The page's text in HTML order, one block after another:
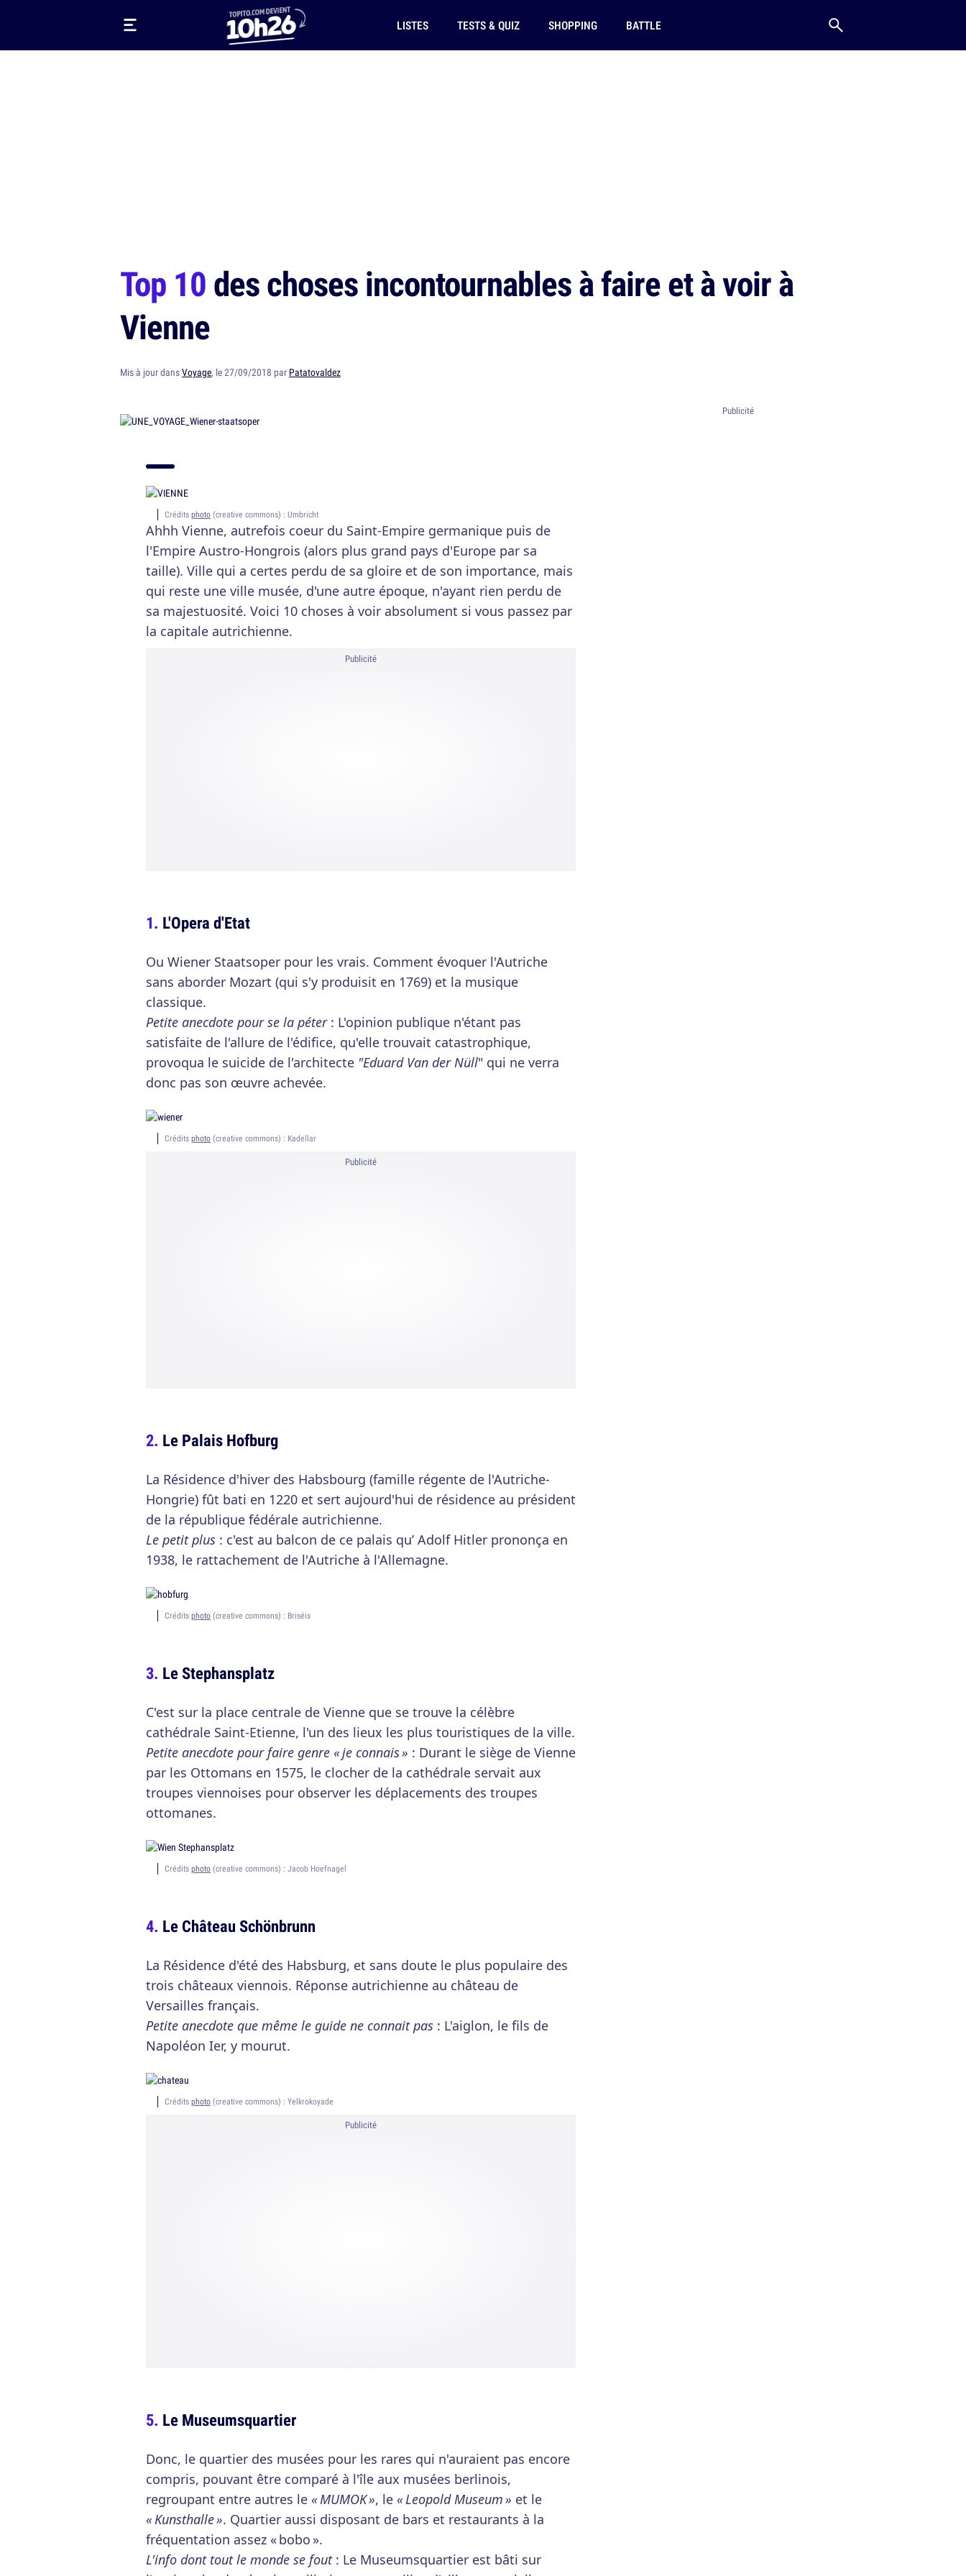
LISTES TESTS & QUIZ SHOPPING BATTLE
Top 10des choses incontournables à faire et à voir à
Vienne
Mis à jour dansVoyage, le 27/09/2018 par Patatovaldez
Crédits photo (creative commons) : Umbricht
Ahhh Vienne, autrefois coeur du Saint-Empire germanique puis de
l'Empire Austro-Hongrois (alors plus grand pays d'Europe par sa
taille). Ville qui a certes perdu de sa gloire et de son importance, mais
qui reste une ville musée, d'une autre époque, n'ayant rien perdu de
sa majestuosité. Voici 10 choses à voir absolument si vous passez par
la capitale autrichienne.
Publicité
L'Opera d'Etat
Ou Wiener Staatsoper pour les vrais. Comment évoquer l'Autriche
sans aborder Mozart (qui s'y produisit en 1769) et la musique
classique.
Petite anecdote pour se la péter: L'opinion publique n'étant pas
satisfaite de l'allure de l'édifice, qu'elle trouvait catastrophique,
provoqua le suicide de l'architecte "Eduard Van der Nüll" qui ne verra
donc pas son œuvre achevée.
Crédits photo (creative commons) : Kadellar
Publicité
Le Palais Hofburg
La Résidence d'hiver des Habsbourg (famille régente de l'Autriche-
Hongrie) fût bati en 1220 et sert aujourd'hui de résidence au président
de la république fédérale autrichienne.
Le petit plus : c'est au balcon de ce palais qu’ Adolf Hitler prononça en
1938, le rattachement de l'Autriche à l'Allemagne.
Crédits photo (creative commons) : Briséis
Le Stephansplatz
C'est sur la place centrale de Vienne que se trouve la célèbre
cathédrale Saint-Etienne, l'un des lieux les plus touristiques de la ville.
Petite anecdote pour faire genre « je connais » : Durant le siège de Vienne
par les Ottomans en 1575, le clocher de la cathédrale servait aux
troupes viennoises pour observer les déplacements des troupes
ottomanes.
Crédits photo (creative commons) : Jacob Hoefnagel
Le Château Schönbrunn
La Résidence d'été des Habsburg, et sans doute le plus populaire des
trois châteaux viennois. Réponse autrichienne au château de
Versailles français.
Petite anecdote que même le guide ne connait pas : L'aiglon, le fils de
Napoléon Ier, y mourut.
Crédits photo (creative commons) : Yelkrokoyade
Publicité
Le Museumsquartier
Donc, le quartier des musées pour les rares qui n'auraient pas encore
compris, pouvant être comparé à l'île aux musées berlinois,
regroupant entre autres le « MUMOK », le « Leopold Museum » et le
« Kunsthalle ». Quartier aussi disposant de bars et restaurants à la
fréquentation assez « bobo ».
L'info dont tout le monde se fout: Le Museumsquartier est bâti sur